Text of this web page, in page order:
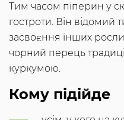
Тим часом піперин у
гостроти. Він
засвоєння інших
чорний перець
куркумою.
Кому підійде